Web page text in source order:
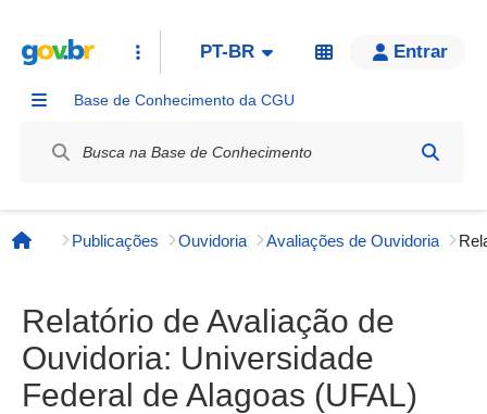
PT-BR Entrar
Base de Conhecimento da CGU
Página inicial
Publicações Ouvidoria Avaliações de Ouvidoria
Relatório de Avaliação de
Ouvidoria: Universidade
Federal de Alagoas (UFAL)